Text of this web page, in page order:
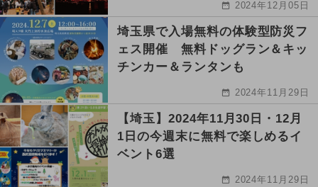
2024年12月05日
埼玉県で入場無料の体験型防災フ
ェス開催 無料ドッグラン＆キッ
チンカー＆ランタンも
2024年11月29日
【埼玉】2024年11月30日・12月
1日の今週末に無料で楽しめるイ
ベント6選
2024年11月29日